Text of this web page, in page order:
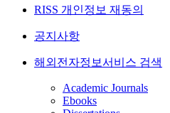
RISS 개인정보 재동의
공지사항
해외전자정보서비스 검색
Academic Journals
Ebooks